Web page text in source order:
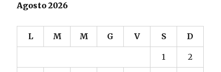
Agosto 2026
L M M G V S D
1 2